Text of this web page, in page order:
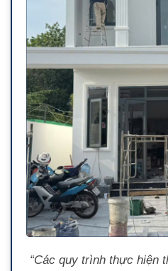
“Các quy trình thực hiện